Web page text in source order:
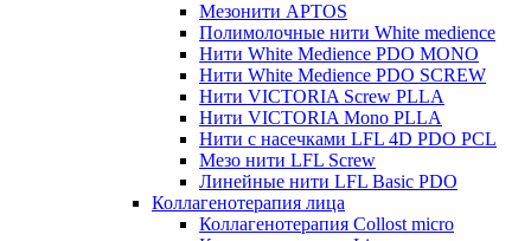
Мезонити APTOS
Полимолочные нити White medience
Нити White Medience PDO MONO
Нити White Medience PDO SCREW
Нити VICTORIA Screw PLLA
Нити VICTORIA Mono PLLA
Нити с насечками LFL 4D PDO PCL
Мезо нити LFL Screw
Линейные нити LFL Basic PDO
Коллагенотерапия лица
Коллагенотерапия Collost micro